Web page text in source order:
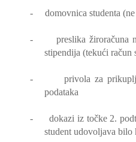
- domovnica studenta
-
preslika žiroračuna
stipendija (tekući račun
-
privola za
podataka
-
dokazi iz točke 2.
student udovoljava bilo